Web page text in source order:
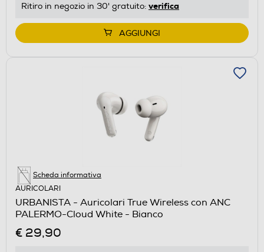
Ritiro in negozio in 30' gratuito: verifica
AGGIUNGI
Scheda informativa
AURICOLARI
URBANISTA - Auricolari True Wireless con ANC
PALERMO-Cloud White - Bianco
€ 29,90